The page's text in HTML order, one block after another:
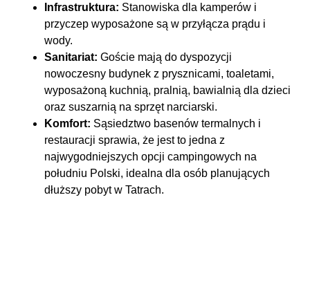
Infrastruktura: Stanowiska dla kamperów i
przyczep wyposażone są w przyłącza prądu i
wody.
Sanitariat: Goście mają do dyspozycji
nowoczesny budynek z prysznicami, toaletami,
wyposażoną kuchnią, pralnią, bawialnią dla dzieci
oraz suszarnią na sprzęt narciarski.
Komfort: Sąsiedztwo basenów termalnych i
restauracji sprawia, że jest to jedna z
najwygodniejszych opcji campingowych na
południu Polski, idealna dla osób planujących
dłuższy pobyt w Tatrach.